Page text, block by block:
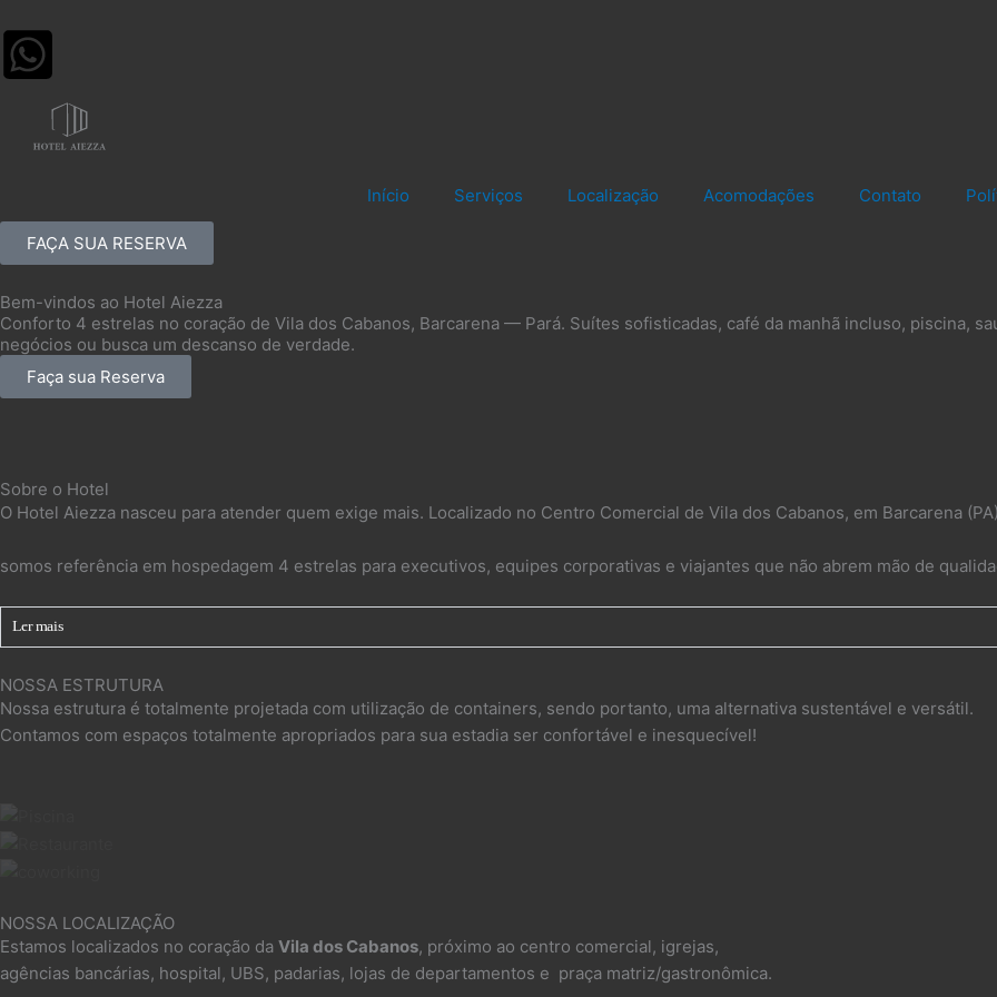
para
Início Serviços Localização Acomodações Contato
FAÇA SUA RESERVA
Bem-vindos ao Hotel Aiezza
Conforto 4 estrelas no coração de Vila dos Cabanos, Barcarena — Pará. Suítes sofisticadas, café da manhã incluso, piscina,
negócios ou busca um descanso de verdade.
Faça sua Reserva
Sobre o Hotel
O Hotel Aiezza nasceu para atender quem exige mais. Localizado no Centro Comercial de Vila dos Cabanos, em Barcarena
somos referência em hospedagem 4 estrelas para executivos, equipes corporativas e viajantes que não abrem mão de
Ler mais
NOSSA ESTRUTURA
Nossa estrutura é totalmente projetada com utilização de containers, sendo portanto, uma alternativa sustentável e versátil.
Contamos com espaços totalmente apropriados para sua estadia ser confortável e inesquecível!
NOSSA LOCALIZAÇÃO
Estamos localizados no coração da Vila dos Cabanos, próximo ao centro comercial, igrejas,
agências bancárias, hospital, UBS, padarias, lojas de departamentos e praça matriz/gastronômica.